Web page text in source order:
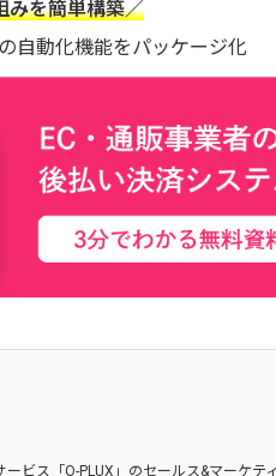
みを簡単構築／
自動化機能をパッケージ化
ビス「O-PLUX」のセールス&マーケテ